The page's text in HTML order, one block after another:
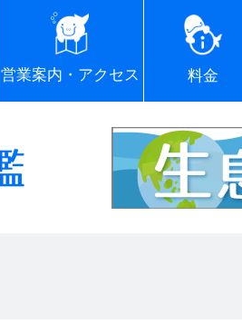
営業案内・アクセス 料金